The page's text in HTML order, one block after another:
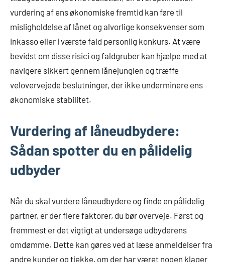
vurdering af ens økonomiske fremtid kan føre til
misligholdelse af lånet og alvorlige konsekvenser som
inkasso eller i værste fald personlig konkurs. At være
bevidst om disse risici og faldgruber kan hjælpe med at
navigere sikkert gennem lånejunglen og træffe
velovervejede beslutninger, der ikke underminere ens
økonomiske stabilitet.
Vurdering af låneudbydere:
Sådan spotter du en pålidelig
udbyder
Når du skal vurdere låneudbydere og finde en pålidelig
partner, er der flere faktorer, du bør overveje. Først og
fremmest er det vigtigt at undersøge udbyderens
omdømme. Dette kan gøres ved at læse anmeldelser fra
andre kunder og tjekke, om der har været nogen klager